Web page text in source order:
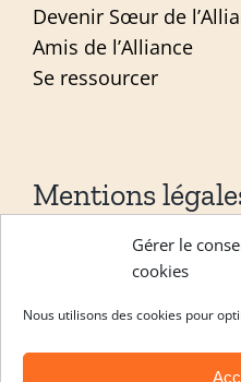
Gérer le
cookies
Nous utilisons des cookies pour
Devenir Sœur de
Amis de l’Alliance
Se ressourcer
Mentions
Mentions légales